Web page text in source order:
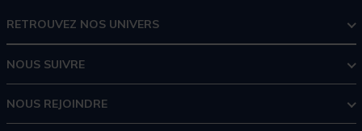
RETROUVEZ NOS UNIVERS
NOUS SUIVRE
NOUS REJOINDRE